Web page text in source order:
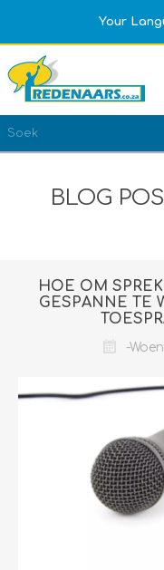
Your
REGISTREER
BLOG
HOE OM
GESPANNE TE
-